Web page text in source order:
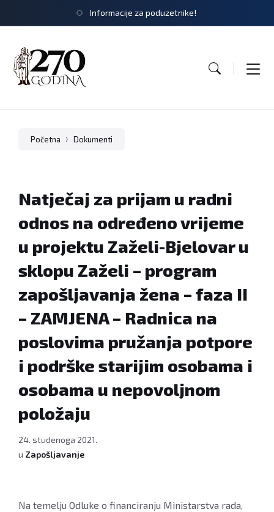
Informacije za poduzetnike!
Početna Dokumenti
Natječaj za prijam u radni
odnos na određeno vrijeme
u projektu Zaželi-Bjelovar u
sklopu Zaželi – program
zapošljavanja žena – faza II
– ZAMJENA – Radnica na
poslovima pružanja potpore
i podrške starijim osobama i
osobama u nepovoljnom
položaju
24. studenoga 2021.
u Zapošljavanje
Na temelju Odluke o financiranju Ministarstva rada,